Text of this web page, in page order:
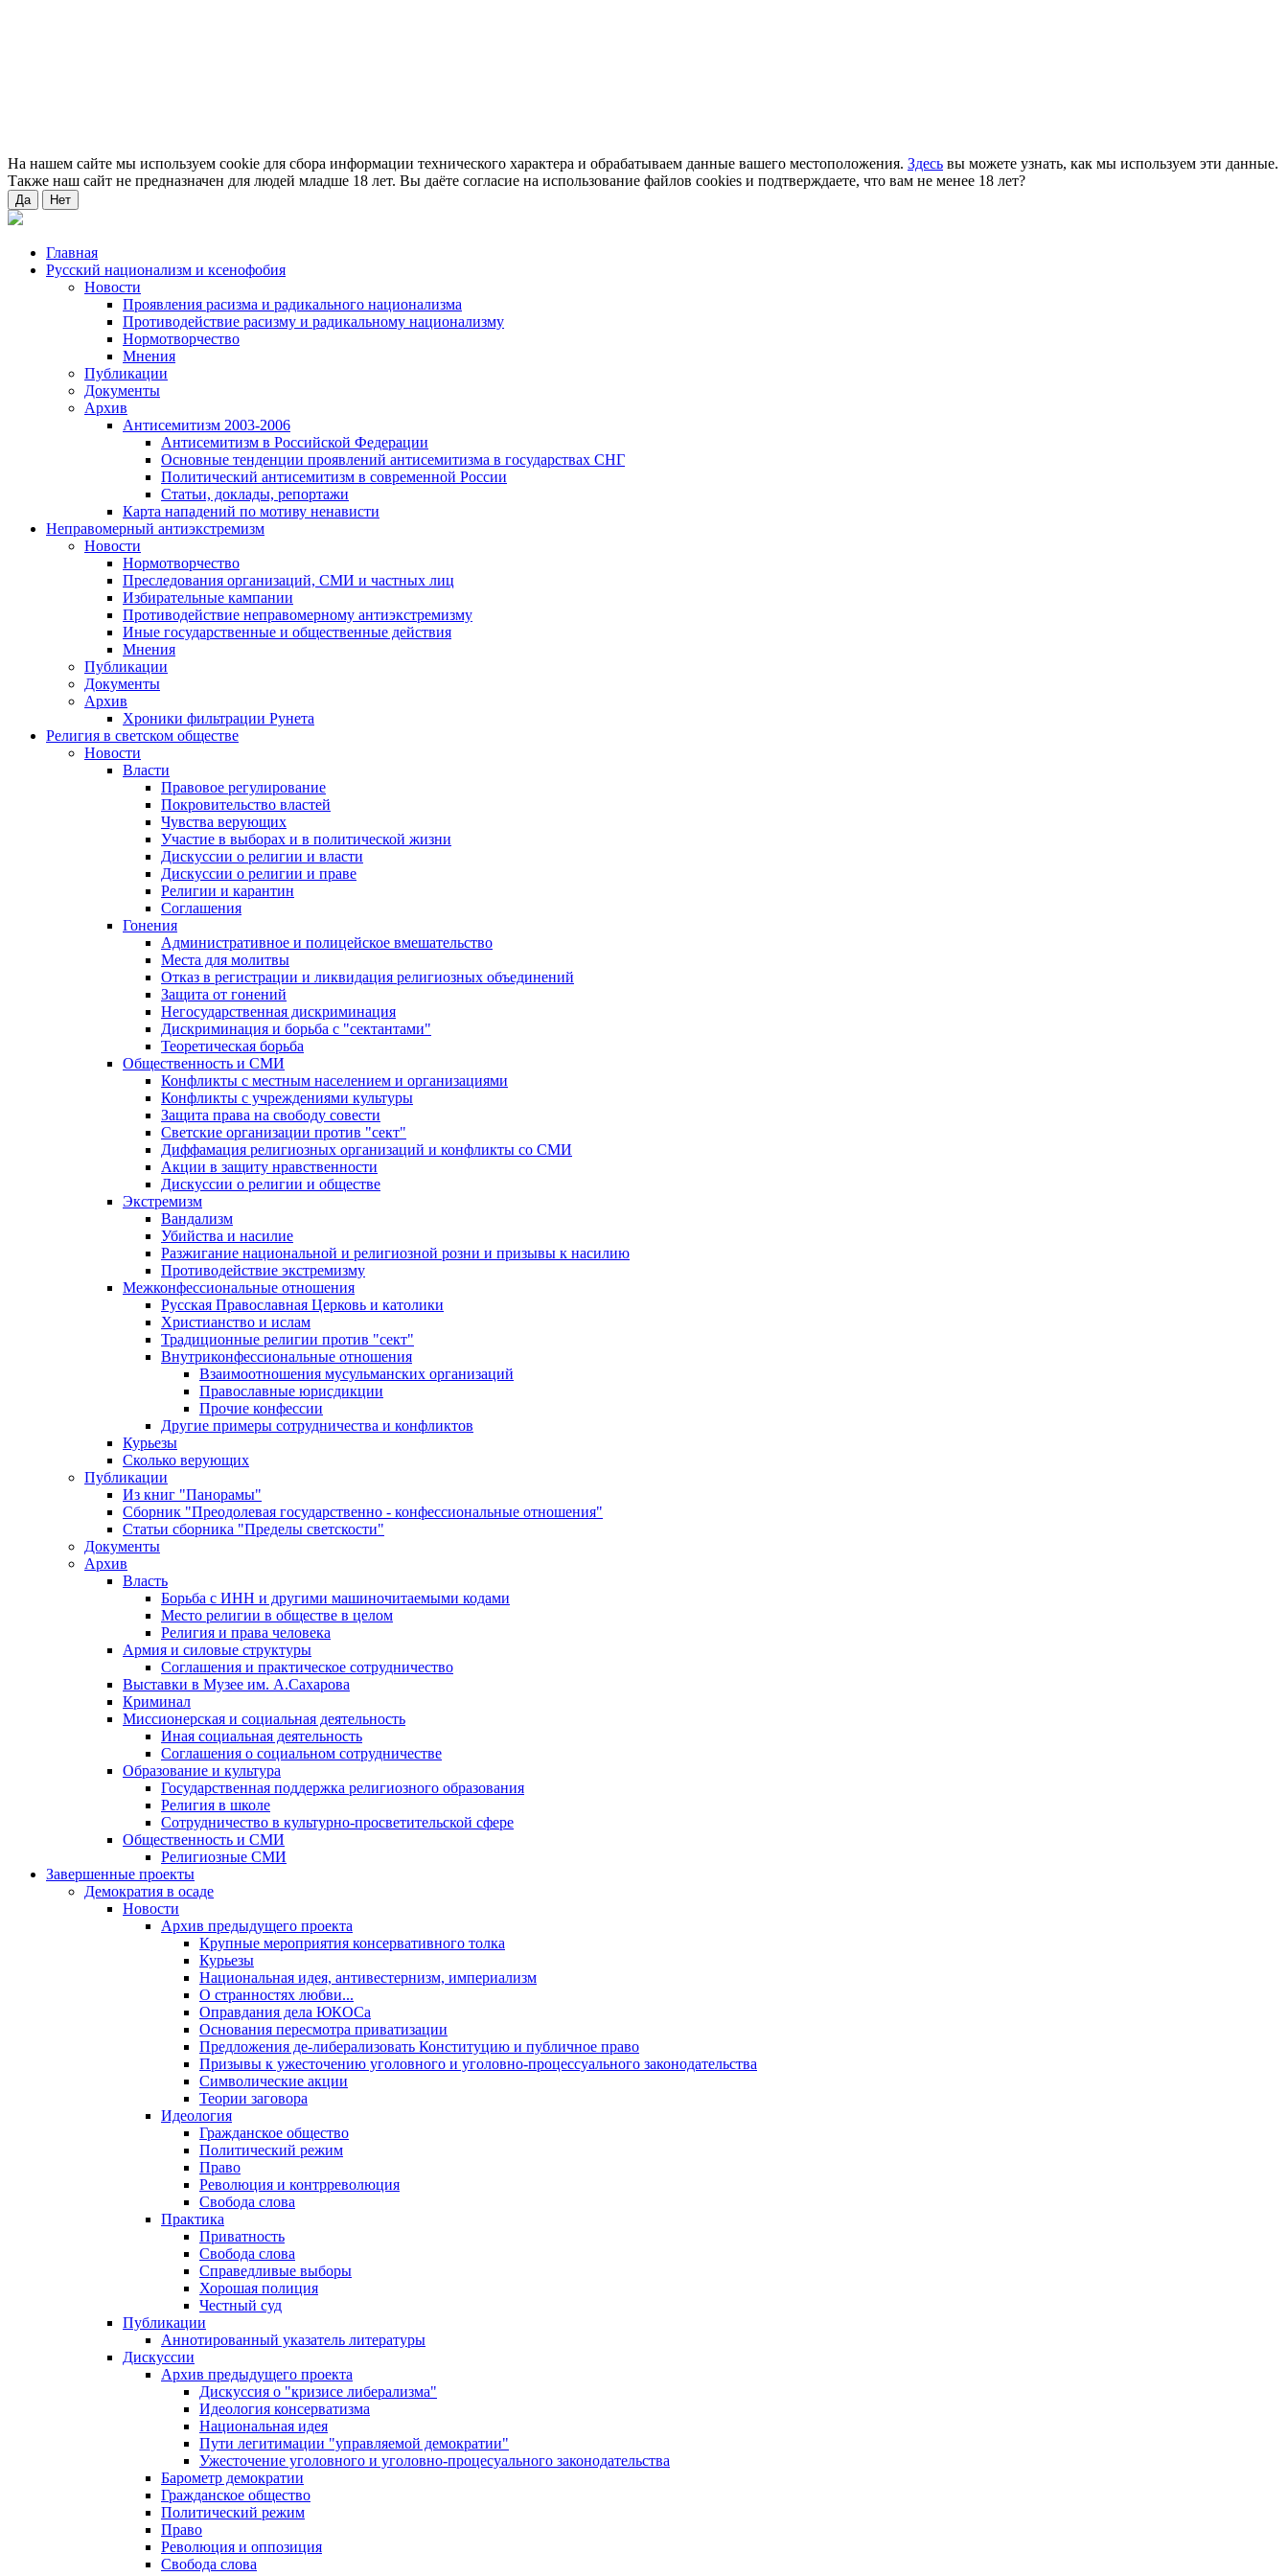
На нашем сайте мы используем cookie для сбора информации технического характера и обрабатываем данные вашего местоположения. Здесь вы можете узнать, как мы используем эти данные.
Также наш сайт не предназначен для людей младше 18 лет. Вы даёте согласие на использование файлов cookies и подтверждаете, что вам не менее 18 лет?
Да Нет
Главная
Русский национализм и ксенофобия
Новости
Проявления расизма и радикального национализма
Противодействие расизму и радикальному национализму
Нормотворчество
Мнения
Публикации
Документы
Архив
Антисемитизм 2003-2006
Антисемитизм в Российской Федерации
Основные тенденции проявлений антисемитизма в государствах СНГ
Политический антисемитизм в современной России
Статьи, доклады, репортажи
Карта нападений по мотиву ненависти
Неправомерный антиэкстремизм
Новости
Нормотворчество
Преследования организаций, СМИ и частных лиц
Избирательные кампании
Противодействие неправомерному антиэкстремизму
Иные государственные и общественные действия
Мнения
Публикации
Документы
Архив
Хроники фильтрации Рунета
Религия в светском обществе
Новости
Власти
Правовое регулирование
Покровительство властей
Чувства верующих
Участие в выборах и в политической жизни
Дискуссии о религии и власти
Дискуссии о религии и праве
Религии и карантин
Соглашения
Гонения
Административное и полицейское вмешательство
Места для молитвы
Отказ в регистрации и ликвидация религиозных объединений
Защита от гонений
Негосударственная дискриминация
Дискриминация и борьба с "сектантами"
Теоретическая борьба
Общественность и СМИ
Конфликты с местным населением и организациями
Конфликты с учреждениями культуры
Защита права на свободу совести
Светские организации против "сект"
Диффамация религиозных организаций и конфликты со СМИ
Акции в защиту нравственности
Дискуссии о религии и обществе
Экстремизм
Вандализм
Убийства и насилие
Разжигание национальной и религиозной розни и призывы к насилию
Противодействие экстремизму
Межконфессиональные отношения
Русская Православная Церковь и католики
Христианство и ислам
Традиционные религии против "сект"
Внутриконфессиональные отношения
Взаимоотношения мусульманских организаций
Православные юрисдикции
Прочие конфессии
Другие примеры сотрудничества и конфликтов
Курьезы
Сколько верующих
Публикации
Из книг "Панорамы"
Сборник "Преодолевая государственно - конфессиональные отношения"
Статьи сборника "Пределы светскости"
Документы
Архив
Власть
Борьба с ИНН и другими машиночитаемыми кодами
Место религии в обществе в целом
Религия и права человека
Армия и силовые структуры
Соглашения и практическое сотрудничество
Выставки в Музее им. А.Сахарова
Криминал
Миссионерская и социальная деятельность
Иная социальная деятельность
Соглашения о социальном сотрудничестве
Образование и культура
Государственная поддержка религиозного образования
Религия в школе
Сотрудничество в культурно-просветительской сфере
Общественность и СМИ
Религиозные СМИ
Завершенные проекты
Демократия в осаде
Новости
Архив предыдущего проекта
Крупные мероприятия консервативного толка
Курьезы
Национальная идея, антивестернизм, империализм
О странностях любви...
Оправдания дела ЮКОСа
Основания пересмотра приватизации
Предложения де-либерализовать Конституцию и публичное право
Призывы к ужесточению уголовного и уголовно-процессуального законодательства
Символические акции
Теории заговора
Идеология
Гражданское общество
Политический режим
Право
Революция и контрреволюция
Свобода слова
Практика
Приватность
Свобода слова
Справедливые выборы
Хорошая полиция
Честный суд
Публикации
Аннотированный указатель литературы
Дискуссии
Архив предыдущего проекта
Дискуссия о "кризисе либерализма"
Идеология консерватизма
Национальная идея
Пути легитимации "управляемой демократии"
Ужесточение уголовного и уголовно-процесуального законодательства
Барометр демократии
Гражданское общество
Политический режим
Право
Революция и оппозиция
Свобода слова